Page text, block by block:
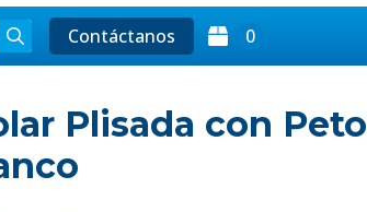
Search
for:
Contáctanos 0
Plisada con Peto